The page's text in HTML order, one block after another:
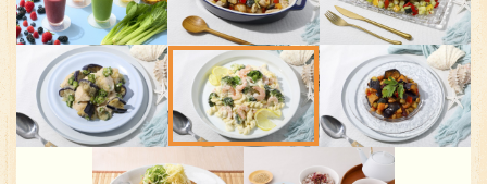
※You will be redirected to Choice Hotel International official
clicking each hotel name.
Rates and the membership program differ from Japanese website.
Global Site
You can see the FAQ as follows.